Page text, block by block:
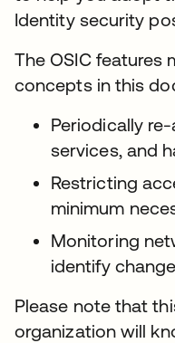
Identity security
The OSIC features
concepts in this
Periodically
services, and
Restricting
minimum
Monitoring
identify
Please note that
organization will